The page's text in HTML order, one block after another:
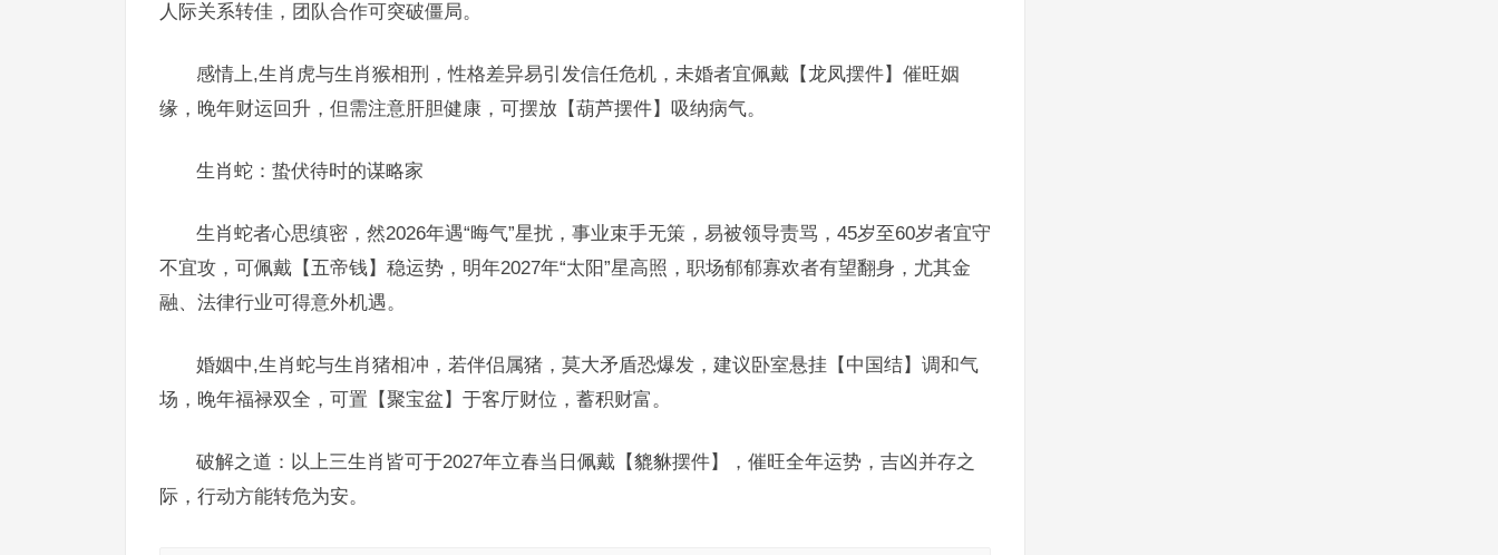
人际关系转佳，团队合作可突破僵局。
感情上,生肖虎与生肖猴相刑，性格差异易引发信任危机，未婚者宜佩戴【龙凤摆件】催旺姻
缘，晚年财运回升，但需注意肝胆健康，可摆放【葫芦摆件】吸纳病气。
生肖蛇：蛰伏待时的谋略家
生肖蛇者心思缜密，然2026年遇“晦气”星扰，事业束手无策，易被领导责骂，45岁至60岁者宜守
不宜攻，可佩戴【五帝钱】稳运势，明年2027年“太阳”星高照，职场郁郁寡欢者有望翻身，尤其金
融、法律行业可得意外机遇。
婚姻中,生肖蛇与生肖猪相冲，若伴侣属猪，莫大矛盾恐爆发，建议卧室悬挂【中国结】调和气
场，晚年福禄双全，可置【聚宝盆】于客厅财位，蓄积财富。
破解之道：以上三生肖皆可于2027年立春当日佩戴【貔貅摆件】，催旺全年运势，吉凶并存之
际，行动方能转危为安。